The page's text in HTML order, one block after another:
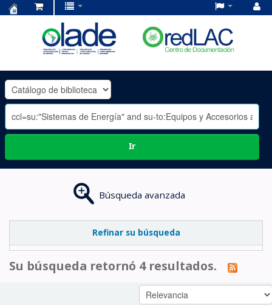
OLADE
-
Ir
Búsqueda avanzada
Refinar su búsqueda
Su búsqueda retornó 4 resultados.